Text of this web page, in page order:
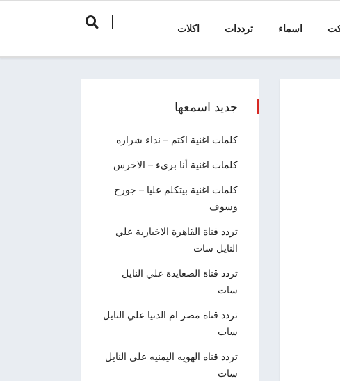
اسماء ترددات اكلات
جديد اسمعها
كلمات اغنية اكتم – نداء شراره
كلمات اغنية أنا بريء – الاخرس
كلمات اغنية بيتكلم عليا – جورج
وسوف
تردد قناة القاهرة الاخبارية علي
النايل سات
تردد قناة الصعايدة علي النايل
سات
تردد قناة مصر ام الدنيا علي النايل
سات
تردد قناه الهويه اليمنيه علي النايل
سات